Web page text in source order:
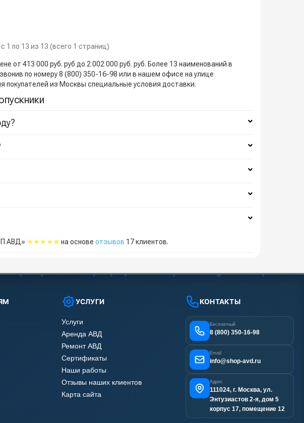
1 по 13 из 13 (всего 1 страниц)
от 413 000 руб. руб до 2 002 000 руб. руб. Более 13 наименований в
по номеру 8 (800) 350-16-98 или в нашем офисе на улице
из Москвы специальные условия доставки.
АВД» ★★★★★ на основе отзывов 17клиентов.
УСЛУГИ
Услуги
Аренда АВД
Ремонт АВД
Сертификаты
Наши работы
Отзывы наших клиентов
Карта сайта
КОНТАКТЫ
Бесплатный
8 (800) 350-16-98
Email
info@shop-avd.ru
Адрес
111024, г. Москва, ул.
Энтузиастов 2-я, дом 5
корпус 17, помещение 12